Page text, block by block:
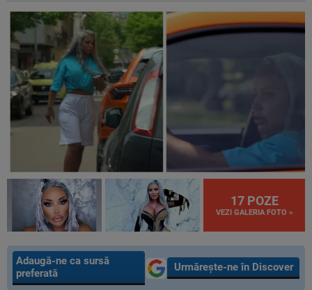
17 POZE
VEZI GALERIA FOTO »
Adaugă-ne ca sursă
preferată
Urmărește-ne în Discover